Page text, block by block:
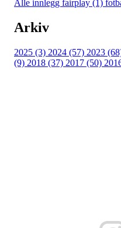
Alle innlegg fairplay (1)
Arkiv
2025 (3) 2024 (57) 2023
(9) 2018 (37) 2017 (50)